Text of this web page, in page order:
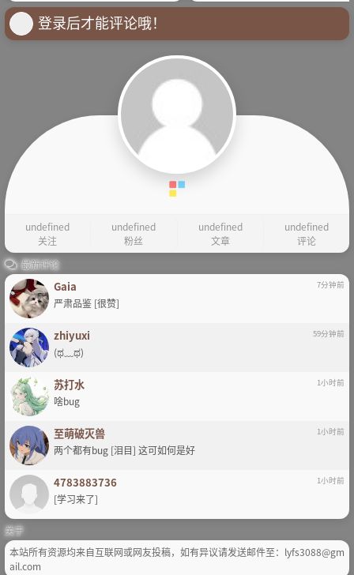
登录后才能评论哦！
undefined
关注
undefined
粉丝
undefined
文章
undefined
评论
最新评论
Gaia 7分钟前
严肃品鉴 [很赞]
zhiyuxi 59分钟前
(ಥ﹏ಥ)
苏打水 1小时前
啥bug
至萌破灭兽 1小时前
两个都有bug [泪目] 这可如何是好
4783883736 1小时前
[学习来了]
关于
本站所有资源均来自互联网或网友投稿，如有异议请发送邮件至：lyfs3088@gm
ail.com